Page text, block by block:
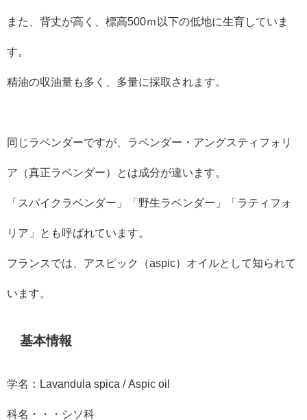
また、背丈が高く、標高500ｍ以下の低地に生育していま
す。
精油の収油量も多く、多量に採取されます。
同じラベンダーですが、ラベンダー・アングスティフォリ
ア（真正ラベンダー）とは成分が違います。
「スパイクラベンダー」「野生ラベンダー」「ラティフォ
リア」とも呼ばれています。
フランスでは、アスピック（aspic）オイルとして知られて
います。
基本情報
学名：Lavandula spica / Aspic oil
科名・・・シソ科